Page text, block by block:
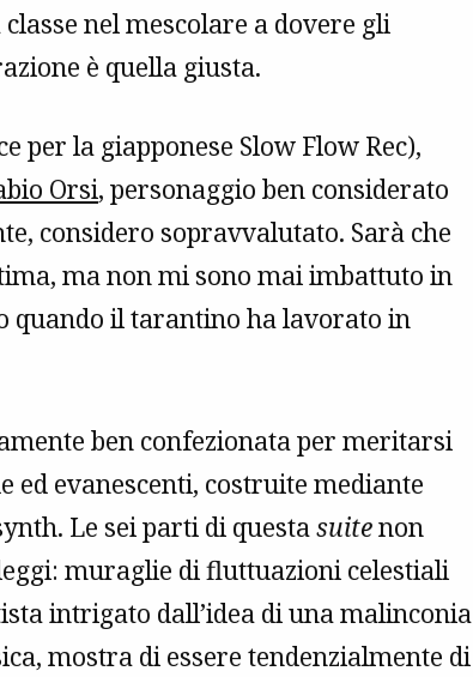
nel mescolare a dovere gli
è quella giusta.
per la giapponese Slow Flow Rec),
Orsi, personaggio ben considerato
considero sopravvalutato. Sarà che
ma non mi sono mai imbattuto in
quando il tarantino ha lavorato in
ben confezionata per meritarsi
ed evanescenti, costruite mediante
Le sei parti di questasuitenon
muraglie di fluttuazioni celestiali
intrigato dall’idea di una malinconia
mostra di essere tendenzialmente di